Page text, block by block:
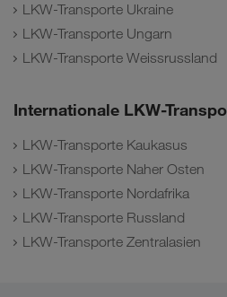
LKW-Transporte Ukraine
LKW-Transporte Ungarn
LKW-Transporte Weissrussland
Internationale LKW-
LKW-Transporte Kaukasus
LKW-Transporte Naher Osten
LKW-Transporte Nordafrika
LKW-Transporte Russland
LKW-Transporte Zentralasien